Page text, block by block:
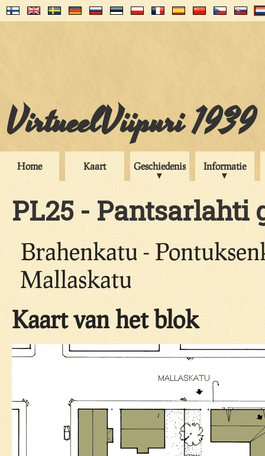
VirtueelViipuri 1939
Home Kaart Geschiedenis Informatie
PL25 - Pantsarlahti
Brahenkatu -
Mallaskatu
Kaart van het blok